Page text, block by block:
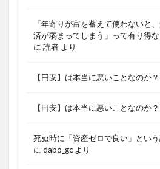
「年寄りが富を蓄えて使わないと
済が弱まってしまう」って有り得
に 読者 より
【円安】は本当に悪いことなのか？
【円安】は本当に悪いことなのか？
死ぬ時に「資産ゼロで良い」とい
に dabo_gc より